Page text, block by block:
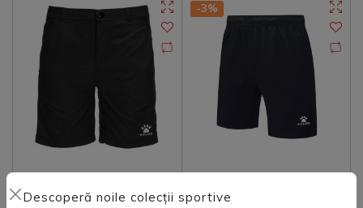
Descoperă noile colecții sportive
Street Kelme
-3%
Copii